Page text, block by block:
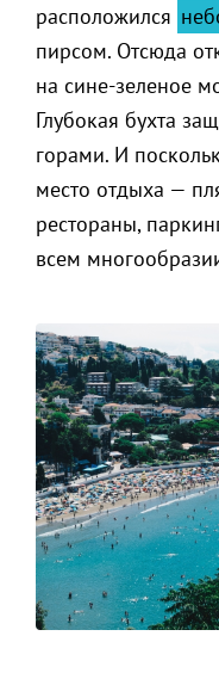
расположился
пирсом. Отсюда
на сине-зеленое
Глубокая бухта
горами. И
место отдыха —
рестораны,
всем